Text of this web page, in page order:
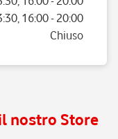
16:00- 20:00
Chiuso
nostro Store